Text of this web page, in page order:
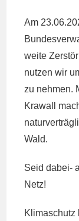
Am
weite
nutzen wir
zu nehmen.
Krawall
Wald.
Seid dabei-
Netz!
Klimaschutz